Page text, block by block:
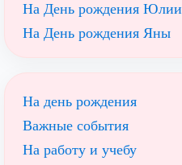
На День рождения Юлии
На День рождения Яны
На день рождения
Важные события
На работу и учебу